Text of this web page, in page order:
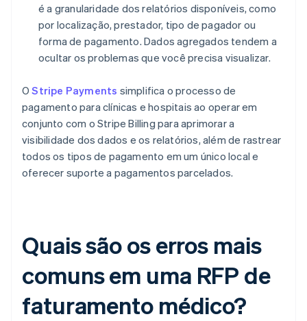
é a granularidade dos relatórios disponíveis, como
por localização, prestador, tipo de pagador ou
forma de pagamento. Dados agregados tendem a
ocultar os problemas que você precisa visualizar.
OStripe Payments simplifica o processo de
pagamento para clínicas e hospitais ao operar em
conjunto com o Stripe Billing para aprimorar a
visibilidade dos dados e os relatórios, além de rastrear
todos os tipos de pagamento em um único local e
oferecer suporte a pagamentos parcelados.
Quais são os erros mais
comuns em uma RFP de
faturamento médico?